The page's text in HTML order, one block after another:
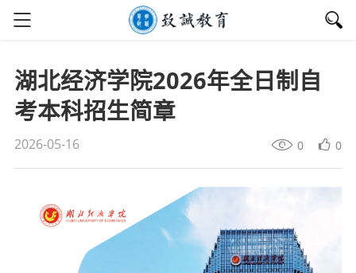
湖北经济学院2026年全日制自
考本科招生简章
2026-05-16 0 0